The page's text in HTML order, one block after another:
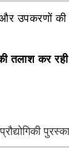
और उपकरणों
तलाश कर